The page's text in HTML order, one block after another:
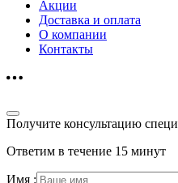
Акции
Доставка и оплата
О компании
Контакты
Получите консультацию
Ответим в течение 15 минут
Имя :